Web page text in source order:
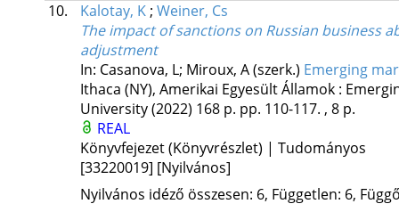
10.
Kalotay, K; Weiner, Cs
The impact of sanctions on Russian business
adjustment
In: Casanova, L; Miroux, A (szerk.) Emerging
Ithaca (NY), Amerikai Egyesült Államok :
University(2022) 168 p. pp. 110-117. , 8 p.
REAL
Könyvfejezet (Könyvrészlet) | Tudományos
[33220019] [Nyilvános]
Nyilvános idéző összesen: 6, Független: 6,